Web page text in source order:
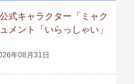
式キャラクター「ミャク
メント「いらっしゃい」
年08月31日